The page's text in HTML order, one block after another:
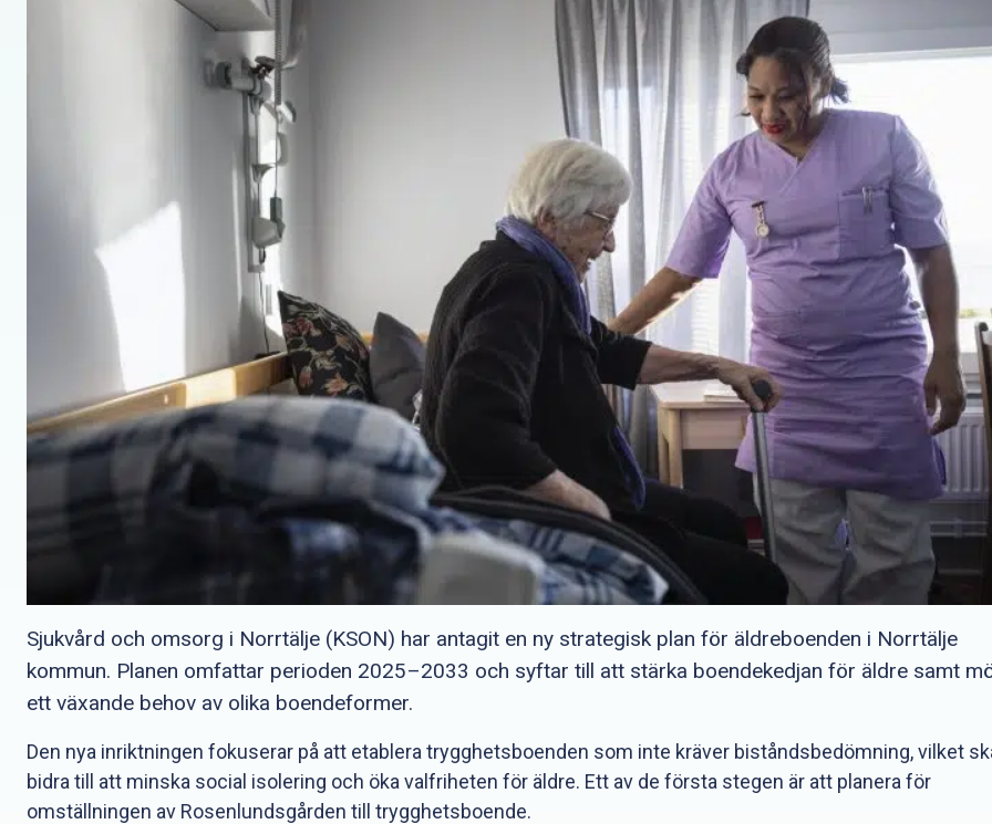
Sjukvård och omsorg i Norrtälje (KSON) har antagit en ny strategisk plan för äldreboenden i Norrtälje
kommun. Planen omfattar perioden 2025–2033 och syftar till att stärka boendekedjan för äldre samt
ett växande behov av olika boendeformer.
Den nya inriktningen fokuserar på att etablera trygghetsboenden som inte kräver biståndsbedömning, vilket
bidra till att minska social isolering och öka valfriheten för äldre. Ett av de första stegen är att planera för
omställningen av Rosenlundsgården till trygghetsboende.